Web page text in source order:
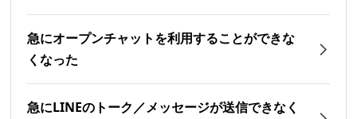
急にオープンチャットを利用することができな
くなった
急にLINEのトーク／メッセージが送信できなく